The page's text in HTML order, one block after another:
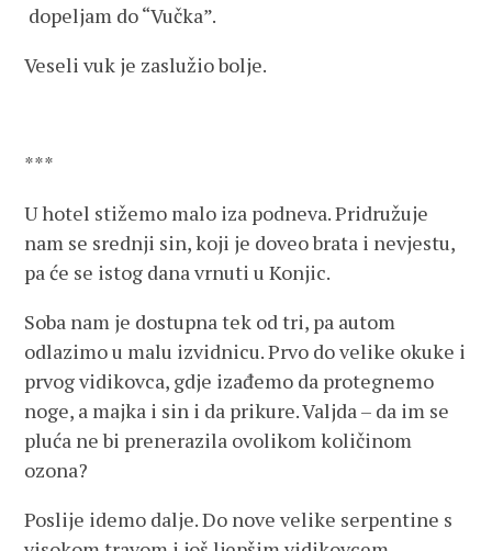
dopeljam do “Vučka”.
Veseli vuk je zaslužio bolje.
***
U hotel stižemo malo iza podneva. Pridružuje
nam se srednji sin, koji je doveo brata i nevjestu,
pa će se istog dana vrnuti u Konjic.
Soba nam je dostupna tek od tri, pa autom
odlazimo u malu izvidnicu. Prvo do velike okuke i
prvog vidikovca, gdje izađemo da protegnemo
noge, a majka i sin i da prikure. Valjda – da im se
pluća ne bi prenerazila ovolikom količinom
ozona?
Poslije idemo dalje. Do nove velike serpentine s